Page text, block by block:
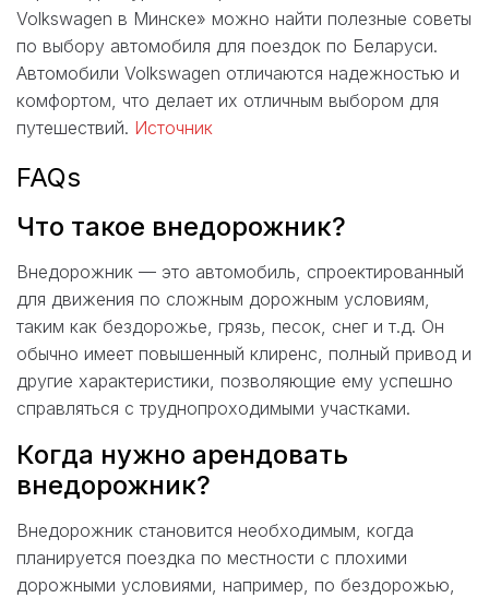
Volkswagen в Минске» можно найти полезные советы
по выбору автомобиля для поездок по Беларуси.
Автомобили Volkswagen отличаются надежностью и
комфортом, что делает их отличным выбором для
путешествий. Источник
FAQs
Что такое внедорожник?
Внедорожник — это автомобиль, спроектированный
для движения по сложным дорожным условиям,
таким как бездорожье, грязь, песок, снег и т.д. Он
обычно имеет повышенный клиренс, полный привод и
другие характеристики, позволяющие ему успешно
справляться с труднопроходимыми участками.
Когда нужно арендовать
внедорожник?
Внедорожник становится необходимым, когда
планируется поездка по местности с плохими
дорожными условиями, например, по бездорожью,